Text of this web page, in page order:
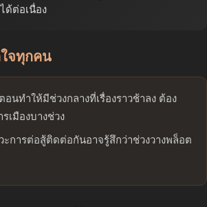
ด้ต่อเนื่อง
จทุกคน
อนทำให้มีช่วงกลางที่เรื่องราวช้าลง ต้อง
เมืองบางช่วง
การต่อสู้ติดต่อกันอาจรู้สึกว่าช่วงวางพล็อต